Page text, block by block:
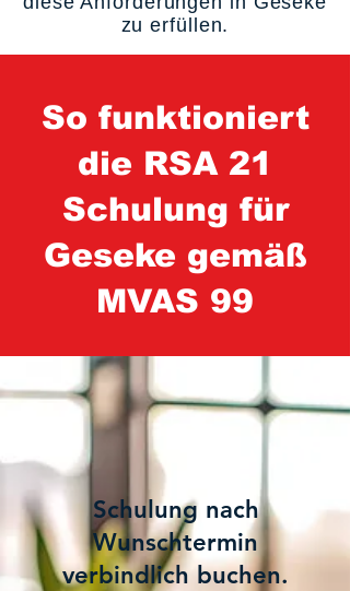
zu erfüllen.
So funktioniert
die RSA 21
Schulung für
Geseke gemäß
MVAS 99
Schulung nach
Wunschtermin
verbindlich buchen.